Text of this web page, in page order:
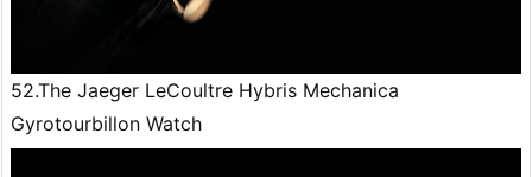
52.The Jaeger LeCoultre Hybris Mechanica
Gyrotourbillon Watch